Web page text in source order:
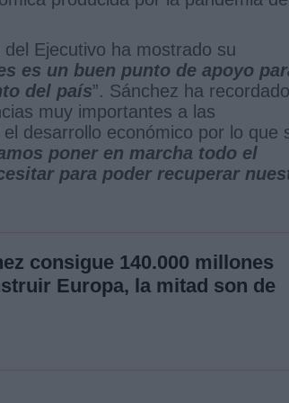
Ejecutivo ha mostrado su
es un buen punto de apoyo
del país”. Sánchez ha recordado
muy importantes a las
desarrollo económico por lo que
poner en marcha todo el
para poder recuperar
consigue 140.000 millones
Europa, la mitad son de